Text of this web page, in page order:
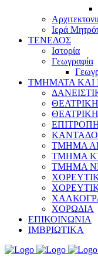
Ιερά
ΤΕΝΕΔΟΣ
Ιστορία
Γεωγραφία
ΤΜΗΜΑΤΑ ΚΑΙ
ΤΜΗΜΑ
ΤΜΗΜΑ
ΤΜΗΜΑ
ΧΟΡΩΔΙΑ
ΕΠΙΚΟΙΝΩΝΙΑ
ΙΜΒΡΙΩΤΙΚΑ